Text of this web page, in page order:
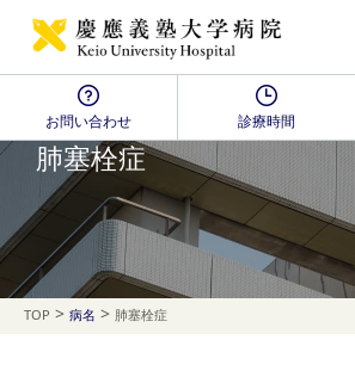
お問い合わせ 診療時間
Disease Name Search
肺塞栓症
TOP > 病名 > 肺塞栓症